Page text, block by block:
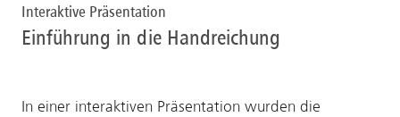
Interaktive Präsentation
Einführung in die Handreichung
In einer interaktiven Präsentation wurden die